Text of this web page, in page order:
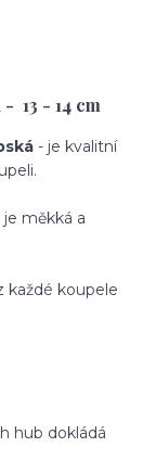
13 - 14 cm
- je kvalitní
měkká a
každé koupele
hub dokládá